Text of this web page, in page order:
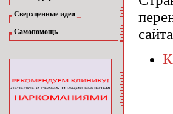
Сверхценные идеи
Самопомощь